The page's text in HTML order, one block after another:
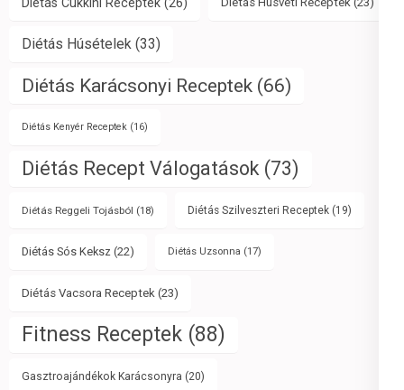
Diétás Húsételek (33)
Diétás Karácsonyi Receptek (66)
Diétás Kenyér Receptek (16)
Diétás Recept Válogatások (73)
Diétás Reggeli Tojásból (18) Diétás Szilveszteri Receptek (19)
Diétás Sós Keksz (22) Diétás Uzsonna (17)
Diétás Vacsora Receptek (23)
Fitness Receptek (88)
Gasztroajándékok Karácsonyra (20)